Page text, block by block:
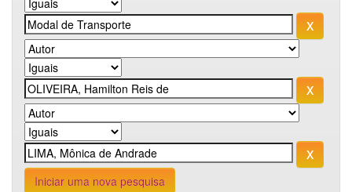
Iniciar uma nova pesquisa